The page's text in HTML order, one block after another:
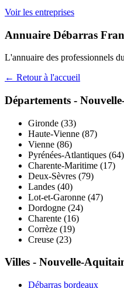
Voir les entreprises
Annuaire Débarras
L'annuaire des professionnels
← Retour à l'accueil
Départements -
Gironde (33)
Haute-Vienne (87)
Vienne (86)
Pyrénées-Atlantiques (64)
Charente-Maritime (17)
Deux-Sèvres (79)
Landes (40)
Lot-et-Garonne (47)
Dordogne (24)
Charente (16)
Corrèze (19)
Creuse (23)
Villes - Nouvelle-
Débarras bordeaux